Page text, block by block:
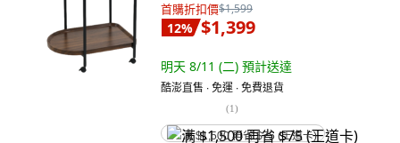
首購折扣價$1,599
12% $1,399
明天 8/11 (二) 預計送達
酷澎直售 ∙ 免運 ∙ 免費退貨
(1)
满 $1,500 再省 $75 (王道卡)